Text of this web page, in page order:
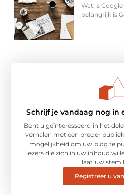
Wat is
belangrijk is
Schrijf je vandaag nog in
Bent u geïnteresseerd in het
verhalen met een breder
mogelijkheid om uw blog te
lezers die zich in uw inhoud
laat uw stem
Registreer u